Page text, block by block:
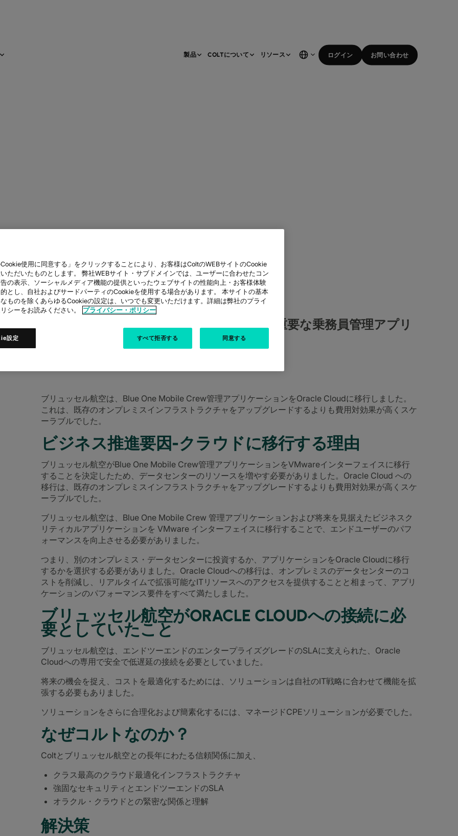
製品 COLTについて リソース ログイン お問い合わせ
移行することで、どのようにコストを削減し、重要な乗務員管理アプリ
きるようにしたか
ブリュッセル航空は、Blue One Mobile Crew管理アプリケーションをOracle Cloudに移行しました。
これは、既存のオンプレミスインフラストラクチャをアップグレードするよりも費用対効果が高くスケ
ーラブルでした。
ビジネス推進要因-クラウドに移行する理由
ブリュッセル航空がBlue One Mobile Crew管理アプリケーションをVMwareインターフェイスに移行
することを決定したため、データセンターのリソースを増やす必要がありました。Oracle Cloud への
移行は、既存のオンプレミスインフラストラクチャをアップグレードするよりも費用対効果が高くスケ
ーラブルでした。
ブリュッセル航空は、Blue One Mobile Crew 管理アプリケーションおよび将来を見据えたビジネスク
リティカルアプリケーションを VMware インターフェイスに移行することで、エンドユーザーのパフ
ォーマンスを向上させる必要がありました。
つまり、別のオンプレミス・データセンターに投資するか、アプリケーションをOracle Cloudに移行
するかを選択する必要がありました。Oracle Cloudへの移行は、オンプレミスのデータセンターのコ
ストを削減し、リアルタイムで拡張可能なITリソースへのアクセスを提供することと相まって、アプリ
ケーションのパフォーマンス要件をすべて満たしました。
ブリュッセル航空がORACLE CLOUDへの接続に必
要としていたこと
ブリュッセル航空は、エンドツーエンドのエンタープライズグレードのSLAに支えられた、Oracle
Cloudへの専用で安全で低遅延の接続を必要としていました。
将来の機会を捉え、コストを最適化するためには、ソリューションは自社のIT戦略に合わせて機能を拡
張する必要もありました。
ソリューションをさらに合理化および簡素化するには、マネージドCPEソリューションが必要でした。
なぜコルトなのか？
Coltとブリュッセル航空との長年にわたる信頼関係に加え、
クラス最高のクラウド最適化インフラストラクチャ
強固なセキュリティとエンドツーエンドのSLA
オラクル・クラウドとの緊密な関係と理解
解決策
使用に同意する」をクリックすることにより、お客様はColtのWEBサイトのCookie
ただいたものとします。 弊社WEBサイト・サブドメインでは、ユーザーに合わせたコン
の表示、ソーシャルメディア機能の提供といったウェブサイトの性能向上・お客様体験
とし、自社およびサードパーティのCookieを使用する場合があります。 本サイトの基本
ものを除くあらゆるCookieの設定は、いつでも変更いただけます。詳細は弊社のプライ
シーをお読みください。
プライバシー・ポリシー
設定 すべて拒否する 同意する